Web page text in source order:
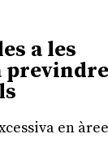
a les
previndre
en